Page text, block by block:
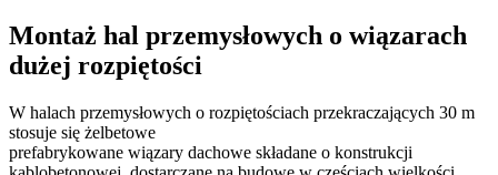
Montaż hal przemysłowych o wiązarach
dużej rozpiętości
W halach przemysłowych o rozpiętościach przekraczających 30 m
stosuje się żelbetowe
prefabrykowane wiązary dachowe składane o konstrukcji